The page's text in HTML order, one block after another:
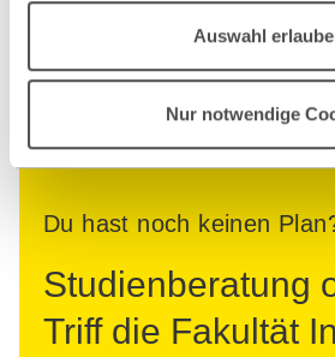
Auswahl
Nur notwendige
Du hast noch keinen
Studienberatung
Triff die Fakultät